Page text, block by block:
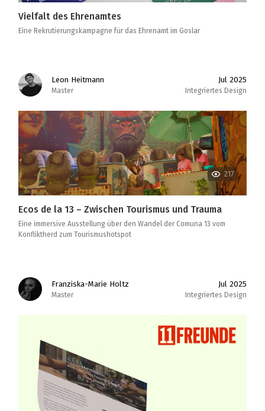
Vielfalt des Ehrenamtes
Eine Rekrutierungskampagne für das Ehrenamt im Goslar
Leon Heitmann
Master
Jul 2025
Integriertes Design
217
Ecos de la 13 – Zwischen Tourismus und Trauma
Eine immersive Ausstellung über den Wandel der Comuna 13 vom
Konfliktherd zum Tourismushotspot
Franziska-Marie Holtz
Master
Jul 2025
Integriertes Design